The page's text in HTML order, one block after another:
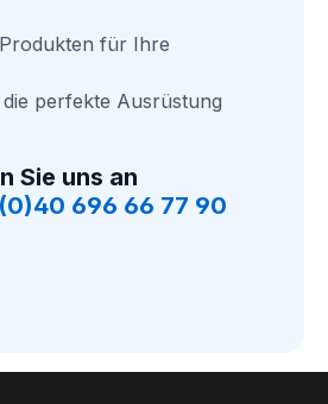
für Ihre
perfekte Ausrüstung
Sie uns an
696 66 77 90